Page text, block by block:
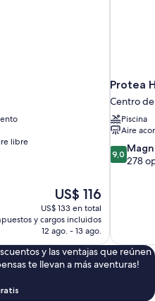
libre
El
precio
actual
es
de
US$ 116
US$ 116
US$ 133 en total
y cargos incluidos
12 ago. - 13 ago.
Protea
Centro
Piscina
Aire
9.0
de
9,0
278
y las ventajas que reúnen
te llevan a más aventuras!